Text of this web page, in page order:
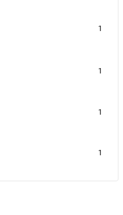
1
1
1
1